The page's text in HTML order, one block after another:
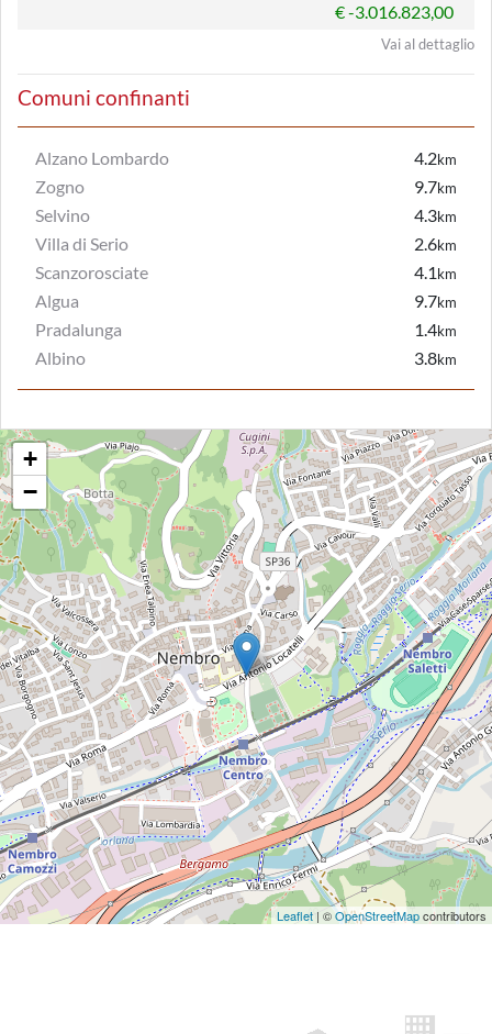
€ -3.016.823,00
Vai al dettaglio
Comuni confinanti
Alzano Lombardo 4.2km
Zogno 9.7km
Selvino 4.3km
Villa di Serio 2.6km
Scanzorosciate 4.1km
Algua 9.7km
Pradalunga 1.4km
Albino 3.8km
+
−
Leaflet | ©OpenStreetMapcontributors